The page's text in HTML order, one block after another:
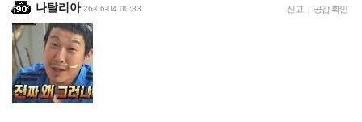
나탈리아 26-06-04 00:33 신고 | 공감 확인